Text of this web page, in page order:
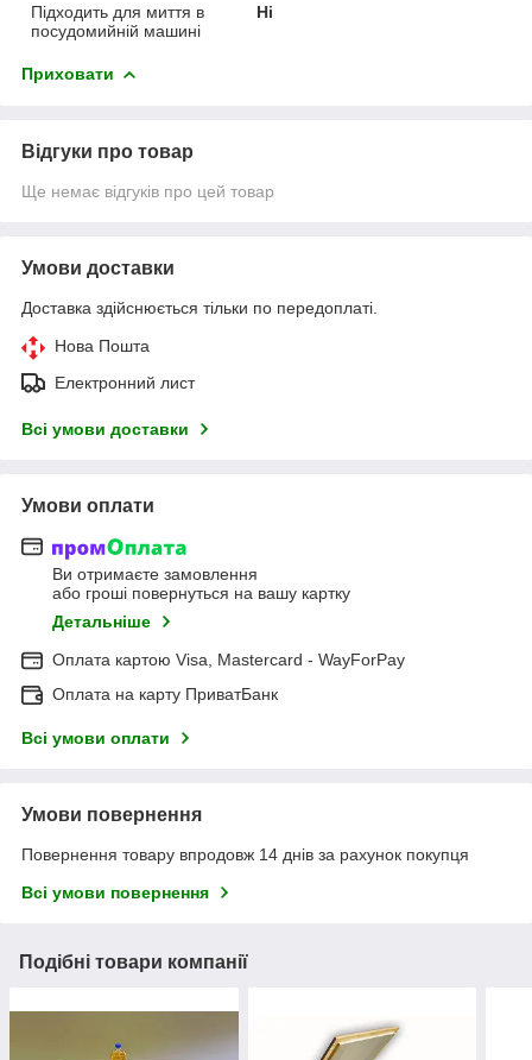
Підходить для миття в
посудомийній машині
Ні
Приховати
Відгуки про товар
Ще немає відгуків про цей товар
Умови доставки
Доставка здійснюється тільки по передоплаті.
Нова Пошта
Електронний лист
Всі умови доставки
Умови оплати
Ви отримаєте замовлення
або гроші повернуться на вашу картку
Детальніше
Оплата картою Visa, Mastercard - WayForPay
Оплата на карту ПриватБанк
Всі умови оплати
Умови повернення
Повернення товару впродовж 14 днів за рахунок покупця
Всі умови повернення
Подібні товари компанії